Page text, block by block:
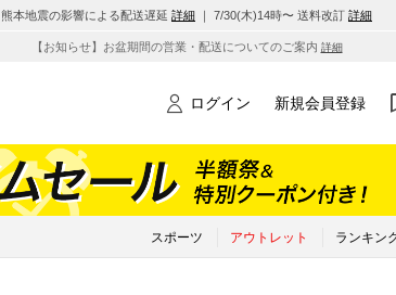
熊本地震の影響による配送遅延 詳細 ｜ 7/30(木)14時〜 送料改訂 詳細
【お知らせ】お盆期間の営業・配送についてのご案内 詳細
ログイン 新規会員登録
スポーツ アウトレット ランキン